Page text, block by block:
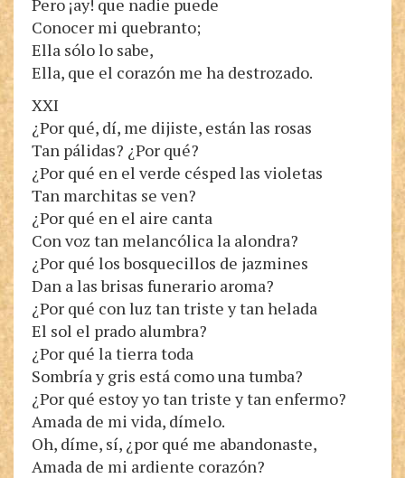
Pero ¡ay! que nadie puede
Conocer mi quebranto;
Ella sólo lo sabe,
Ella, que el corazón me ha destrozado.
XXI
¿Por qué, dí, me dijiste, están las rosas
Tan pálidas? ¿Por qué?
¿Por qué en el verde césped las violetas
Tan marchitas se ven?
¿Por qué en el aire canta
Con voz tan melancólica la alondra?
¿Por qué los bosquecillos de jazmines
Dan a las brisas funerario aroma?
¿Por qué con luz tan triste y tan helada
El sol el prado alumbra?
¿Por qué la tierra toda
Sombría y gris está como una tumba?
¿Por qué estoy yo tan triste y tan enfermo?
Amada de mi vida, dímelo.
Oh, díme, sí, ¿por qué me abandonaste,
Amada de mi ardiente corazón?